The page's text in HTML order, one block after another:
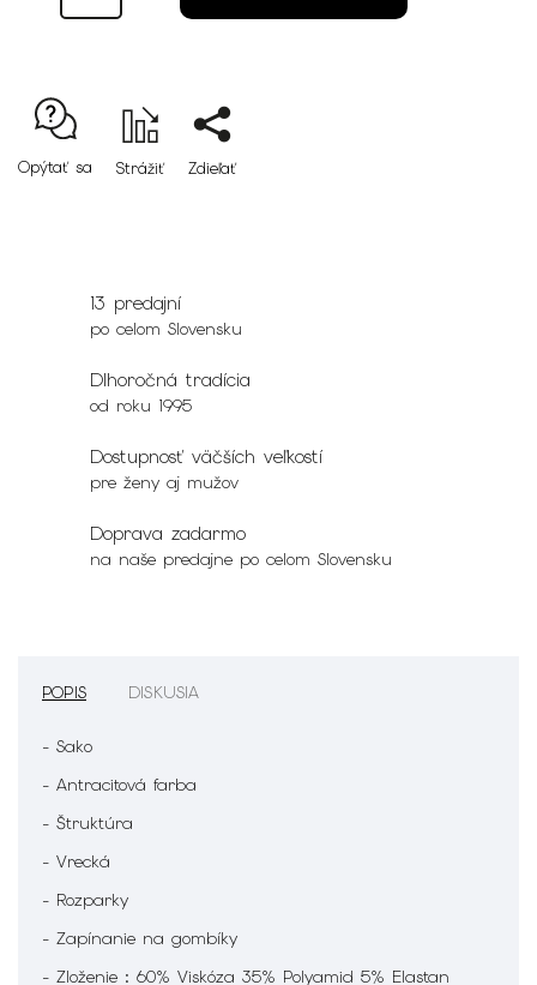
Opýtať sa Strážiť Zdieľať
13 predajní
po celom Slovensku
Dlhoročná tradícia
od roku 1995
Dostupnosť väčších veľkostí
pre ženy aj mužov
Doprava zadarmo
na naše predajne po celom Slovensku
POPIS DISKUSIA
- Sako
- Antracitová farba
- Štruktúra
- Vrecká
- Rozparky
- Zapínanie na gombíky
- Zloženie : 60% Viskóza 35% Polyamid 5% Elastan